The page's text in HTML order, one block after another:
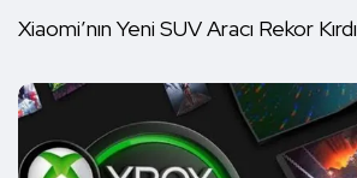
Xiaomi’nın Yeni SUV Aracı Rekor Kırdı